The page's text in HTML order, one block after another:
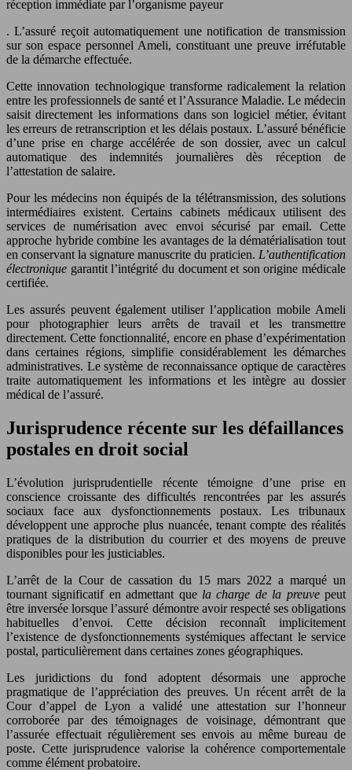
réception immédiate par l’organisme payeur
. L’assuré reçoit automatiquement une notification de transmission
sur son espace personnel Ameli, constituant une preuve irréfutable
de la démarche effectuée.
Cette innovation technologique transforme radicalement la relation
entre les professionnels de santé et l’Assurance Maladie. Le médecin
saisit directement les informations dans son logiciel métier, évitant
les erreurs de retranscription et les délais postaux. L’assuré bénéficie
d’une prise en charge accélérée de son dossier, avec un calcul
automatique des indemnités journalières dès réception de
l’attestation de salaire.
Pour les médecins non équipés de la télétransmission, des solutions
intermédiaires existent. Certains cabinets médicaux utilisent des
services de numérisation avec envoi sécurisé par email. Cette
approche hybride combine les avantages de la dématérialisation tout
en conservant la signature manuscrite du praticien. L’authentification
électronique garantit l’intégrité du document et son origine médicale
certifiée.
Les assurés peuvent également utiliser l’application mobile Ameli
pour photographier leurs arrêts de travail et les transmettre
directement. Cette fonctionnalité, encore en phase d’expérimentation
dans certaines régions, simplifie considérablement les démarches
administratives. Le système de reconnaissance optique de caractères
traite automatiquement les informations et les intègre au dossier
médical de l’assuré.
Jurisprudence récente sur les défaillances
postales en droit social
L’évolution jurisprudentielle récente témoigne d’une prise en
conscience croissante des difficultés rencontrées par les assurés
sociaux face aux dysfonctionnements postaux. Les tribunaux
développent une approche plus nuancée, tenant compte des réalités
pratiques de la distribution du courrier et des moyens de preuve
disponibles pour les justiciables.
L’arrêt de la Cour de cassation du 15 mars 2022 a marqué un
tournant significatif en admettant que la charge de la preuvepeut
être inversée lorsque l’assuré démontre avoir respecté ses obligations
habituelles d’envoi. Cette décision reconnaît implicitement
l’existence de dysfonctionnements systémiques affectant le service
postal, particulièrement dans certaines zones géographiques.
Les juridictions du fond adoptent désormais une approche
pragmatique de l’appréciation des preuves. Un récent arrêt de la
Cour d’appel de Lyon a validé une attestation sur l’honneur
corroborée par des témoignages de voisinage, démontrant que
l’assurée effectuait régulièrement ses envois au même bureau de
poste. Cette jurisprudence valorise la cohérence comportementale
comme élément probatoire.